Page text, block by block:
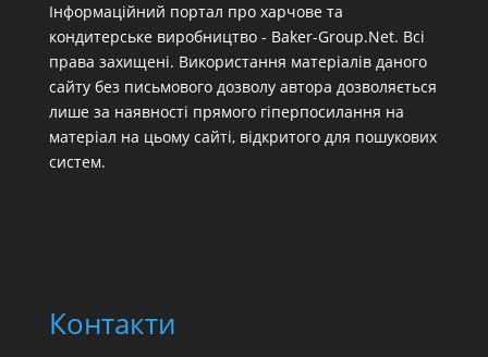
Інформаційний портал про харчове та
кондитерське виробництво - Baker-Group.Net. Всі
права захищені. Використання матеріалів даного
сайту без письмового дозволу автора дозволяється
лише за наявності прямого гіперпосилання на
матеріал на цьому сайті, відкритого для пошукових
систем.
Контакти